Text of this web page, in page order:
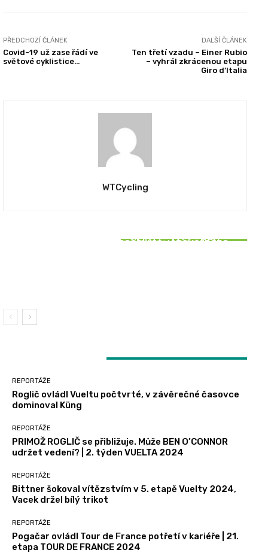
PŘEDCHOZÍ ČLÁNEK
Covid-19 už zase řádí ve
světové cyklistice…
DALŠÍ ČLÁNEK
Ten třetí vzadu – Einer Rubio
– vyhrál zkrácenou etapu
Giro d’Italia
WTCycling
Roglič ovládl Vueltu počtvrté, v závěrečné
PRIMOŽ ROGLIČ se přibližuje. Může BEN
REPORTÁŽE
Roglič ovládl Vueltu počtvrté, v závěrečné časovce
dominoval Küng
REPORTÁŽE
PRIMOŽ ROGLIČ se přibližuje. Může BEN O’CONNOR
udržet vedení? | 2. týden VUELTA 2024
REPORTÁŽE
Bittner šokoval vítězstvím v 5. etapě Vuelty 2024,
Vacek držel bílý trikot
REPORTÁŽE
Pogačar ovládl Tour de France potřetí v kariéře | 21.
etapa TOUR DE FRANCE 2024